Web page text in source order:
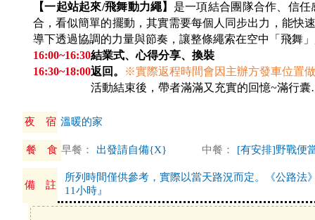
【一起站起來/飛舞動力繩】 是一項結合團隊合作、信
合，看似簡單的擺動，其實需要每個人同步出力，能快
導下透過協調的力量與節奏，讓整條繩索在空中「飛舞
16:00~16:30結業式、心得分享、換裝
16:30~18:00返回。 ※實際返程時間會因主辦方發車位置
活動結束後，帶者滿滿又充實的回憶~滿行
夜 宿 溫暖的家
餐 食 早餐： 出發請自備{X} 中餐： [有安排]野戰便
備 註
所列時間僅供參考，實際以當天路況而定。《公路
11小時』